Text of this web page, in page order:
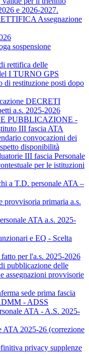
e 2026-2027.
Assegnazione
sospensione
rettifica delle
I TURNO GPS
restituzione posti dopo
DECRETI
a.s. 2025-2026
PUBBLICAZIONE -
III fascia ATA
convocazioni dei
disponibilità
III fascia Personale
per le istituzioni
a T.D. personale ATA –
provvisoria primaria a.s.
ATA a.s. 2025-
e EQ - Scelta
per l'a.s. 2025-2026
pubblicazione delle
assegnazioni provvisorie
sede prima fascia
- ADSS
ATA - A.S. 2025-
ATA 2025-26 (correzione
privacy supplenze